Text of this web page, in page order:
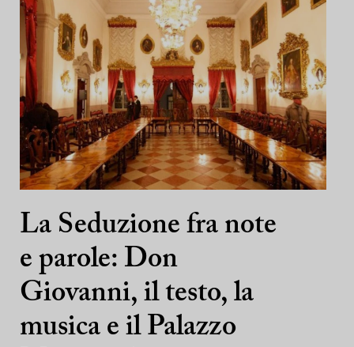
La Seduzione fra note
e parole: Don
Giovanni, il testo, la
musica e il Palazzo